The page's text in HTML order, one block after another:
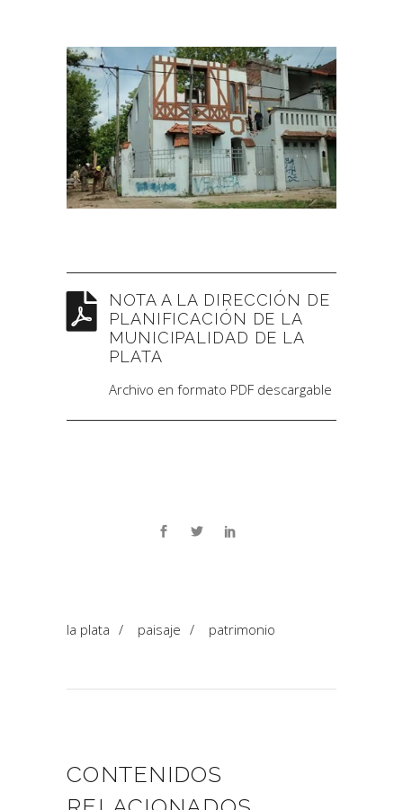
NOTA A LA DIRECCIÓN DE
PLANIFICACIÓN DE LA
MUNICIPALIDAD DE LA
PLATA
Archivo en formato PDF descargable
la plata / paisaje / patrimonio
CONTENIDOS